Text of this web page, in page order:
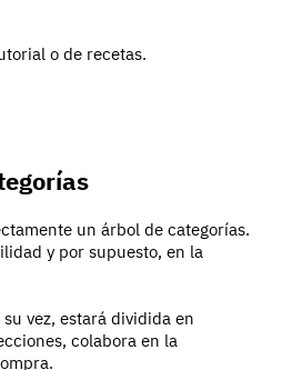
o de recetas.
un árbol de categorías.
y por supuesto, en la
vez, estará dividida en
colabora en la